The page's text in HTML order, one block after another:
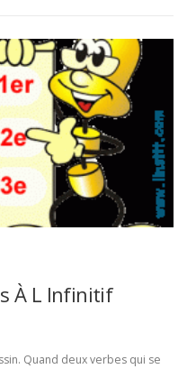
À L Infinitif
Quand deux verbes qui se